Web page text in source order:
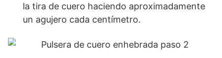
la tira de cuero haciendo aproximadamente
un agujero cada centímetro.